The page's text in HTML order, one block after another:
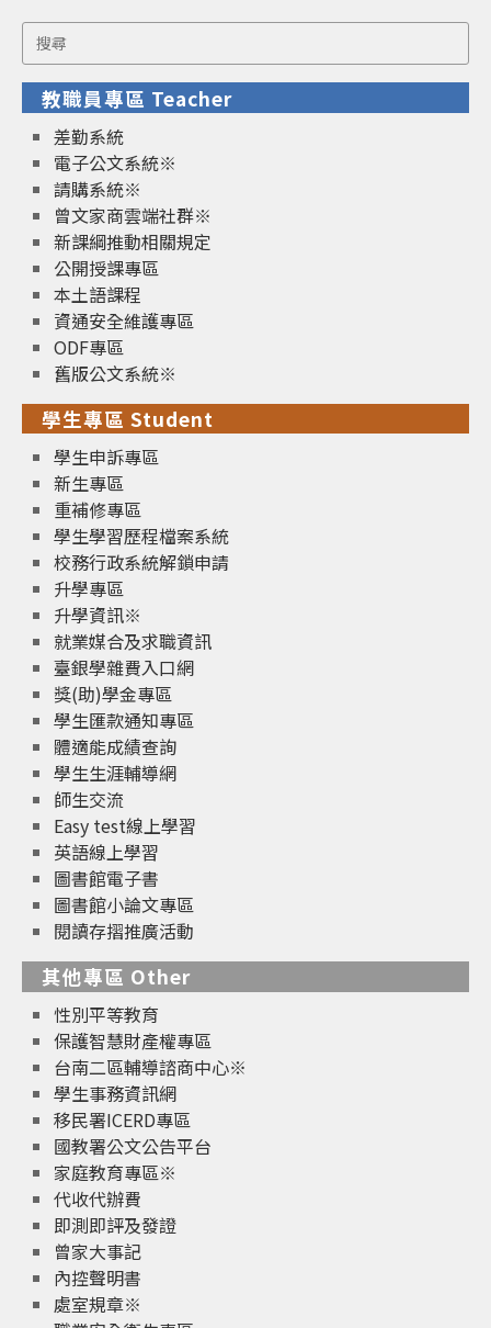
Search
for:
教職員專區 Teacher
差勤系統
電子公文系統※
請購系統※
曾文家商雲端社群※
新課綱推動相關規定
公開授課專區
本土語課程
資通安全維護專區
ODF專區
舊版公文系統※
學生專區 Student
學生申訴專區
新生專區
重補修專區
學生學習歷程檔案系統
校務行政系統解鎖申請
升學專區
升學資訊※
就業媒合及求職資訊
臺銀學雜費入口網
獎(助)學金專區
學生匯款通知專區
體適能成績查詢
學生生涯輔導網
師生交流
Easy test線上學習
英語線上學習
圖書館電子書
圖書館小論文專區
閱讀存摺推廣活動
其他專區 Other
性別平等教育
保護智慧財產權專區
台南二區輔導諮商中心※
學生事務資訊網
移民署ICERD專區
國教署公文公告平台
家庭教育專區※
代收代辦費
即測即評及發證
曾家大事記
內控聲明書
處室規章※